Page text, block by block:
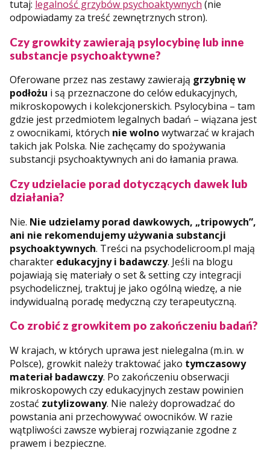
tutaj: legalność grzybów psychoaktywnych (nie
odpowiadamy za treść zewnętrznych stron).
Czy growkity zawierają psylocybinę lub inne
substancje psychoaktywne?
Oferowane przez nas zestawy zawierają grzybnię w
podłożu i są przeznaczone do celów edukacyjnych,
mikroskopowych i kolekcjonerskich. Psylocybina – tam
gdzie jest przedmiotem legalnych badań – wiązana jest
z owocnikami, których nie wolnowytwarzać w krajach
takich jak Polska. Nie zachęcamy do spożywania
substancji psychoaktywnych ani do łamania prawa.
Czy udzielacie porad dotyczących dawek lub
działania?
Nie. Nie udzielamy porad dawkowych, „tripowych”,
ani nie rekomendujemy używania substancji
psychoaktywnych. Treści na psychodelicroom.pl mają
charakter edukacyjny i badawczy. Jeśli na blogu
pojawiają się materiały o set & setting czy integracji
psychodelicznej, traktuj je jako ogólną wiedzę, a nie
indywidualną poradę medyczną czy terapeutyczną.
Co zrobić z growkitem po zakończeniu badań?
W krajach, w których uprawa jest nielegalna (m.in. w
Polsce), growkit należy traktować jako tymczasowy
materiał badawczy. Po zakończeniu obserwacji
mikroskopowych czy edukacyjnych zestaw powinien
zostać zutylizowany. Nie należy doprowadzać do
powstania ani przechowywać owocników. W razie
wątpliwości zawsze wybieraj rozwiązanie zgodne z
prawem i bezpieczne.